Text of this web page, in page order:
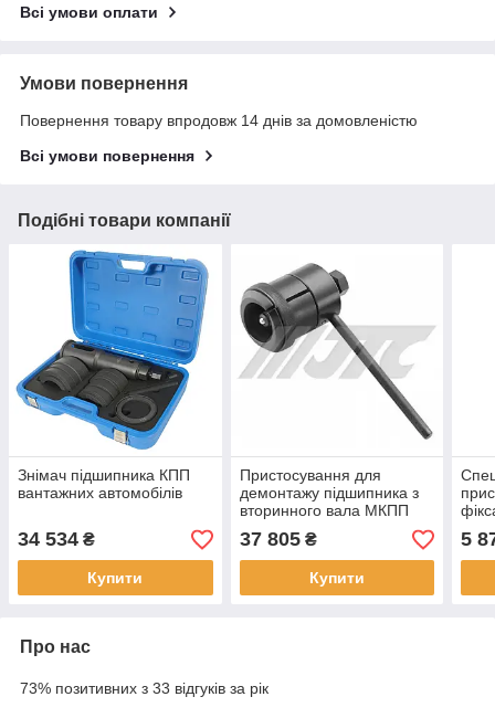
Всі умови оплати
Умови повернення
Повернення товару впродовж 14 днів за домовленістю
Всі умови повернення
Подібні товари компанії
Знімач підшипника КПП
вантажних автомобілів
34 534 ₴
Купити
Пристосування для
демонтажу підшипника з
вторинного вала МКПП
37 805₴
Купити
5
Про нас
73% позитивних з 33 відгуків за рік